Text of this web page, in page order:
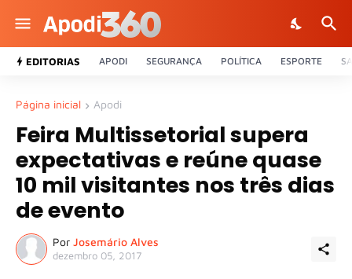
EDITORIAS APODI SEGURANÇA POLÍTICA ESPORTE
Página inicial Apodi
Feira Multissetorial supera
expectativas e reúne quase
10 mil visitantes nos três dias
de evento
Por Josemário Alves
dezembro 05, 2017